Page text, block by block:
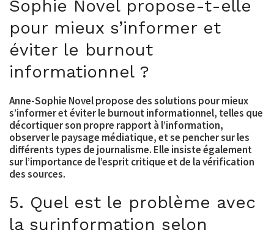
Sophie Novel propose-t-elle
pour mieux s’informer et
éviter le burnout
informationnel ?
Anne-Sophie Novel propose des solutions pour mieux
s’informer et éviter le burnout informationnel, telles que
décortiquer son propre rapport à l’information,
observer le paysage médiatique, et se pencher sur les
différents types de journalisme. Elle insiste également
sur l’importance de l’esprit critique et de la vérification
des sources.
5. Quel est le problème avec
la surinformation selon